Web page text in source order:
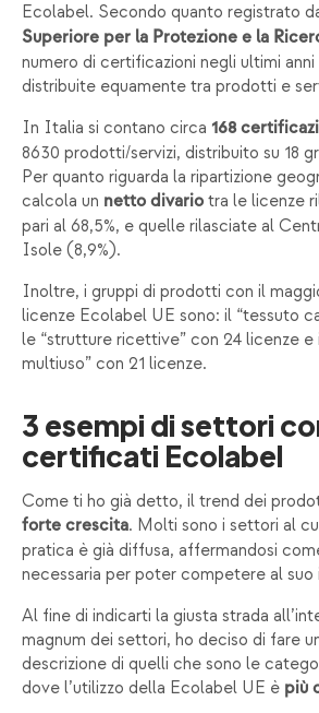
Ecolabel. Secondo quanto registrato
Superiore per la Protezione e la
numero di certificazioni negli ultimi
distribuite equamente tra prodotti e
In Italia si contano circa 168
8630 prodotti/servizi, distribuito su 18
Per quanto riguarda la ripartizione
calcola un netto divario tra le licenze
pari al 68,5%, e quelle rilasciate al
Isole (8,9%).
Inoltre, i gruppi di prodotti con il
licenze Ecolabel UE sono: il “tessuto
le “strutture ricettive” con 24 licenze e
multiuso” con 21 licenze.
3 esempi di settori
certificati Ecolabel
Come ti ho già detto, il trend dei
forte crescita. Molti sono i settori al
pratica è già diffusa, affermandosi
necessaria per poter competere al suo
Al fine di indicarti la giusta strada
magnum dei settori, ho deciso di fare
descrizione di quelli che sono le
dove l’utilizzo della Ecolabel UE è più